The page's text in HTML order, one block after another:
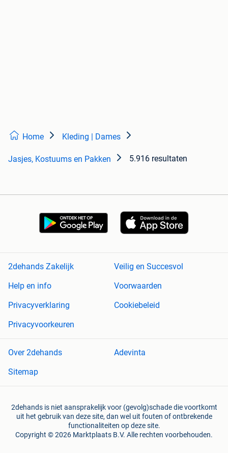
Home Kleding | Dames
Jasjes, Kostuums en Pakken 5.916 resultaten
2dehands Zakelijk
Veilig en Succesvol
Help en info
Voorwaarden
Privacyverklaring
Cookiebeleid
Privacyvoorkeuren
Over 2dehands
Adevinta
Sitemap
2dehands is niet aansprakelijk voor (gevolg)schade die voortkomt
uit het gebruik van deze site, dan wel uit fouten of ontbrekende
functionaliteiten op deze site.
Copyright © 2026 Marktplaats B.V. Alle rechten voorbehouden.